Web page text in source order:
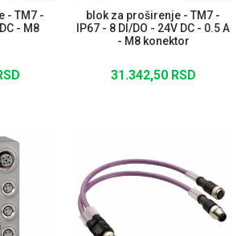
- TM7 -
- M8
blok za proširenje - TM7 -
IP67 - 8 DI/DO - 24V DC - 0.5 A
- M8 konektor
31.342,50 RSD